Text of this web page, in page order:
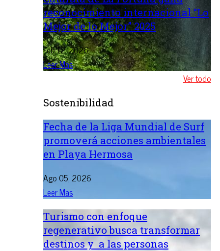
reconocimiento internacional “Lo
Mejor de lo Mejor” 2025
Feb 12, 2026
Leer Mas
Ver todo
Sostenibilidad
Fecha de la Liga Mundial de Surf
promoverá acciones ambientales
en Playa Hermosa
Ago 05, 2026
Leer Mas
Turismo con enfoque
regenerativo busca transformar
destinos y a las personas